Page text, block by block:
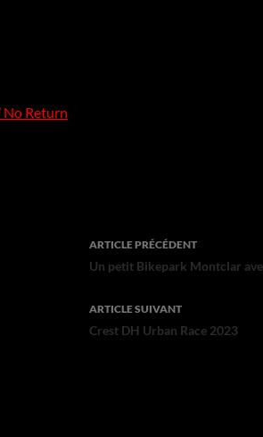
No Return
Navigation
des
articles
ARTICLE PRÉCÉDENT
Un petit Bikepark Montclar
ARTICLE SUIVANT
Crest DH Urban Race 2023